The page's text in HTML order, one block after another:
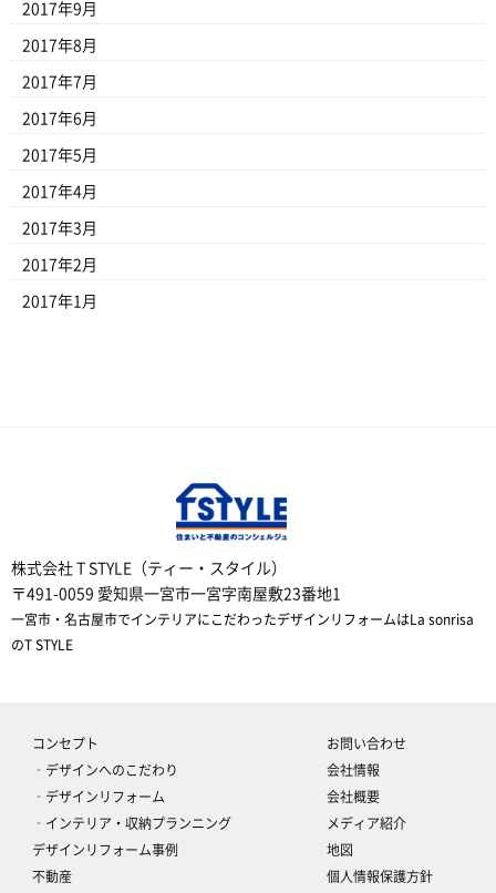
2017年9月
2017年8月
2017年7月
2017年6月
2017年5月
2017年4月
2017年3月
2017年2月
2017年1月
株式会社 T STYLE（ティー・スタイル）
〒491-0059 愛知県一宮市一宮字南屋敷23番地1
一宮市・名古屋市でインテリアにこだわったデザインリフォームはLa sonrisa
のT STYLE
コンセプト
‐デザインへのこだわり
‐デザインリフォーム
‐インテリア・収納プランニング
デザインリフォーム事例
不動産
お問い合わせ
会社情報
会社概要
メディア紹介
地図
個人情報保護方針